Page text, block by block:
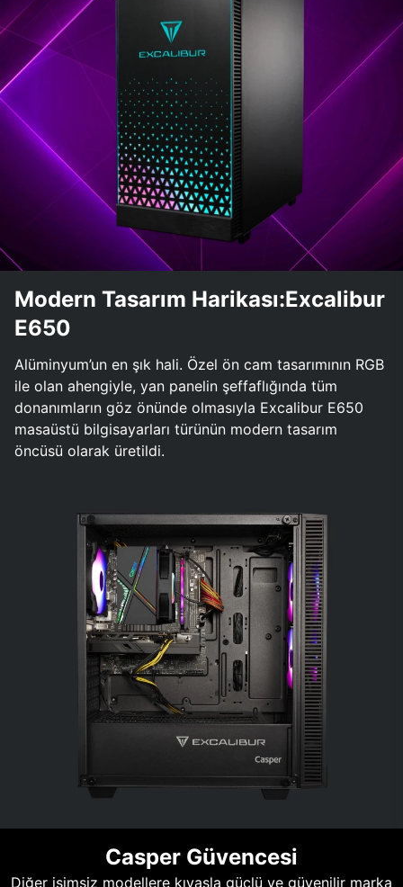
Modern Tasarım Harikası:Excalibur
E650
Alüminyum’un en şık hali. Özel ön cam tasarımının RGB
ile olan ahengiyle, yan panelin şeffaflığında tüm
donanımların göz önünde olmasıyla Excalibur E650
masaüstü bilgisayarları türünün modern tasarım
öncüsü olarak üretildi.
Casper Güvencesi
Diğer isimsiz modellere kıyasla güçlü ve güvenilir marka